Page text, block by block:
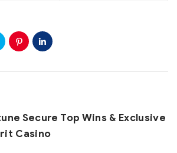
Secure Top Wins & Exclusive
Casino